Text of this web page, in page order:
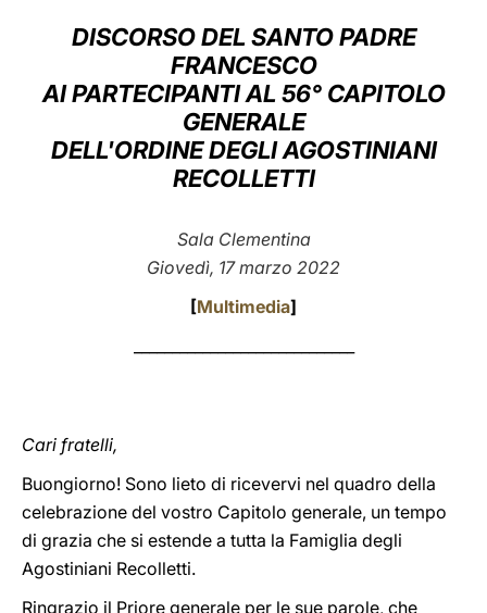
العربيّة
中文
DISCORSO DEL SANTO PADRE
FRANCESCO
AI PARTECIPANTI AL 56° CAPITOLO
GENERALE
DELL'ORDINE DEGLI AGOSTINIANI
RECOLLETTI
Sala Clementina
Giovedì, 17 marzo 2022
[Multimedia]
Cari fratelli,
Buongiorno! Sono lieto di ricevervi nel quadro della
celebrazione del vostro Capitolo generale, un tempo
di grazia che si estende a tutta la Famiglia degli
Agostiniani Recolletti.
Ringrazio il Priore generale per le sue parole, che